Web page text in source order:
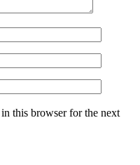
this browser for the next